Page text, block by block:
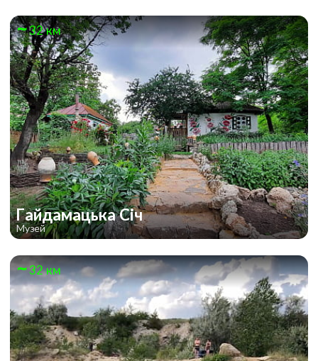
32 км
Гайдамацька Січ
Музей
32 км